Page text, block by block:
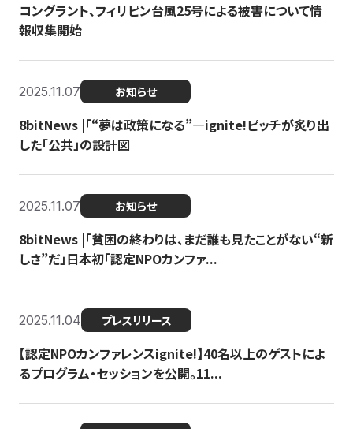
コングラント、フィリピン台風25号による被害について情
報収集開始
2025.11.07 お知らせ
8bitNews |「“夢は政策になる”—ignite!ピッチが炙り出
した「公共」の設計図
2025.11.07 お知らせ
8bitNews |「貧困の終わりは、まだ誰も見たことがない“新
しさ”だ」日本初「認定NPOカンファ...
2025.11.04 プレスリリース
【認定NPOカンファレンスignite!】40名以上のゲストによ
るプログラム・セッションを公開。11...